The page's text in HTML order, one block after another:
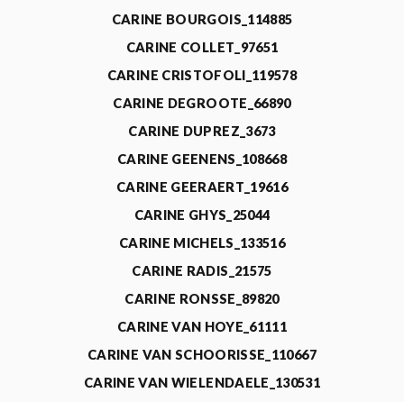
CARINE BOURGOIS_114885
CARINE COLLET_97651
CARINE CRISTOFOLI_119578
CARINE DEGROOTE_66890
CARINE DUPREZ_3673
CARINE GEENENS_108668
CARINE GEERAERT_19616
CARINE GHYS_25044
CARINE MICHELS_133516
CARINE RADIS_21575
CARINE RONSSE_89820
CARINE VAN HOYE_61111
CARINE VAN SCHOORISSE_110667
CARINE VAN WIELENDAELE_130531